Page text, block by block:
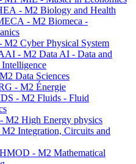
- M2 Biology and Health
- M2 Biomeca -
M2 Cyber Physical System
- M2 Data AI - Data and
Data Sciences
- M2 Énergie
- M2 Fluids - Fluid
M2 High Energy physics
Integration, Circuits and
- M2 Mathematical